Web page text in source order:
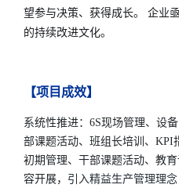
望参与决策、获得成长。 企业
的持续改进文化。
【项目成效】
系统性推进：6S现场管理、设
部课题活动、班组长培训、KPI
初期管理、干部课题活动、教
容开展， 引入精益生产管理理